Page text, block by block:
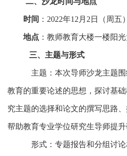
时间 ： 2022年12月2日（周五
地点 ：教师教育大楼一楼阳
三、主题与形式
主题： 本次导师沙龙主题
教育的重要论述的思想，探讨基
究主题的选择和论文的撰写思路
帮助教育专业学位研究生导师提升
形式：专题报告和分组讨论